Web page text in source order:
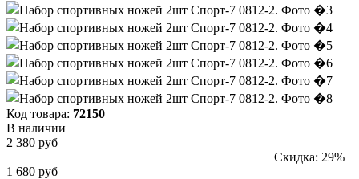
Код товара: 72150
В наличии
2 380 руб
Скидка: 29%
1 680 руб